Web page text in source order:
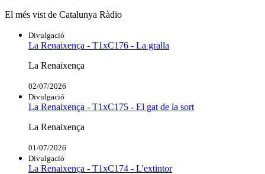
El més vist de Catalunya Ràdio
Divulgació
La Renaixença - T1xC176 - La gralla
La Renaixença
02/07/2026
Divulgació
La Renaixença - T1xC175 - El gat de la sort
La Renaixença
01/07/2026
Divulgació
La Renaixença - T1xC174 - L'extintor